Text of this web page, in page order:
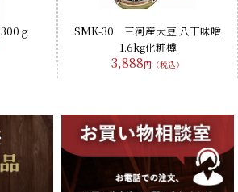
300ｇ
SMK-30 三河産大豆 八丁味噌
1.6kg化粧樽
3,888円（税込）